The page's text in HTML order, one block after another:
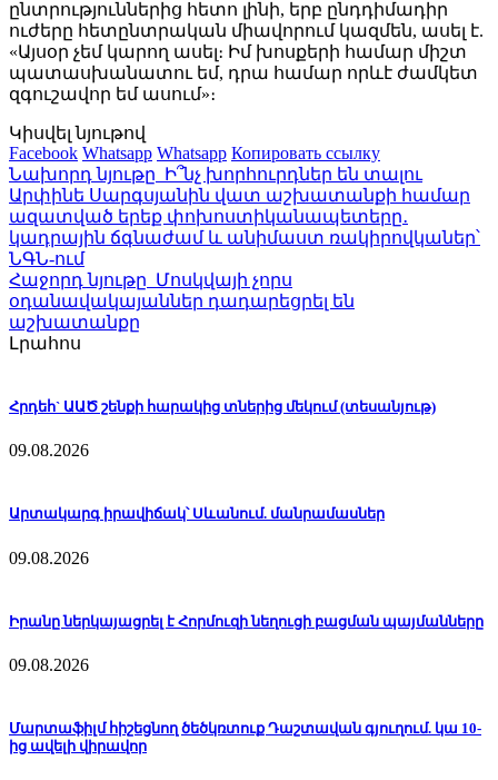
ընտրություններից հետո լինի, երբ ընդդիմադիր
ուժերը հետընտրական միավորում կազմեն, ասել է.
«Այսօր չեմ կարող ասել։ Իմ խոսքերի համար միշտ
պատասխանատու եմ, դրա համար որևէ ժամկետ
զգուշավոր եմ ասում»։
Կիսվել նյութով
Facebook Whatsapp Whatsapp Копировать ссылку
Նախորդ նյութը Ի՞նչ խորհուրդներ են տալու
Արփինե Սարգսյանին վատ աշխատանքի համար
ազատված երեք փոխոստիկանապետերը․
կադրային ճգնաժամ և անիմաստ ռակիրովկաներ՝
ՆԳՆ-ում
Հաջորդ նյութը Մոսկվայի չորս
օդանավակայաններ դադարեցրել են
աշխատանքը
Լրահոս
Հրդեհ` ԱԱԾ շենքի հարակից տներից մեկում (տեսանյութ)
09.08.2026
Արտակարգ իրավիճակ՝ Սևանում. մանրամասներ
09.08.2026
Իրանը ներկայացրել է Հորմուզի նեղուցի բացման պայմանները
09.08.2026
Մարտաֆիլմ հիշեցնող ծեծկռտուք Դաշտավան գյուղում. կա 10-
ից ավելի վիրավոր